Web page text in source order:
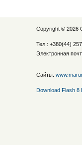
Copyright ©
Тел.: +380(44)
Электронная
Сайты:
Download Flash 8